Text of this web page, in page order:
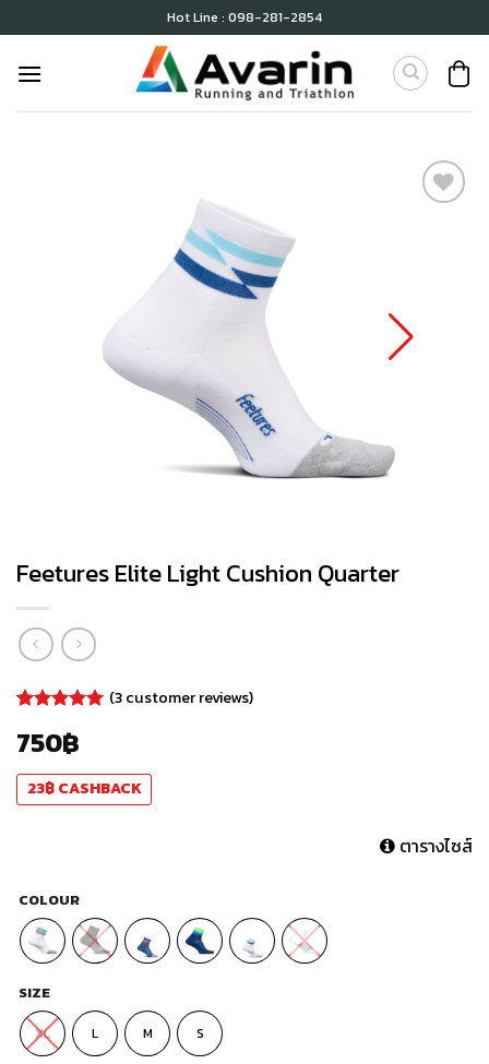
to
content
Hot Line : 098-281-2854
Feetures Elite Light Cushion Quarter
out of 5
based on
customer
ratings
(3customer reviews)
750฿
23฿CASHBACK
ตารางไซส์
COLOUR
SIZE
XL L M S